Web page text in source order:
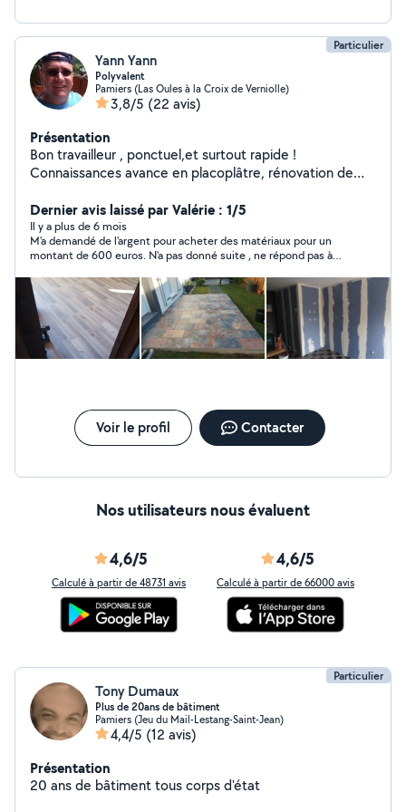
Particulier
Yann Yann
Polyvalent
Pamiers (Las Oules à la Croix de Verniolle)
3,8/5 (22 avis)
Présentation
Bon travailleur , ponctuel,et surtout rapide !
Connaissances avance en placoplâtre, rénovation de
Dernier avis laissé par Valérie : 1/5
Il y a plus de 6 mois
M'a demandé de l'argent pour acheter des matériaux pour un
montant de 600 euros. N'a pas donné suite , ne répond pas à
Voir le profil Contacter
Nos utilisateurs nous évaluent
4,6/5
Calculé à partir de 48731 avis
4,6/5
Calculé à partir de 66000 avis
Particulier
Tony Dumaux
Plus de 20ans de bâtiment
Pamiers (Jeu du Mail-Lestang-Saint-Jean)
4,4/5 (12 avis)
Présentation
20 ans de bâtiment tous corps d'état